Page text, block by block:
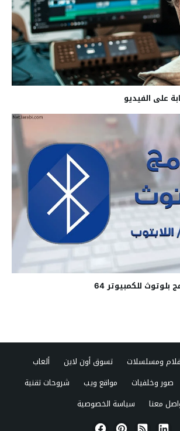
على الفيديو
للكمبيوتر 64
ومسلسلات تسوق أون لاين
ألعاب
صور وخلفيات مواقع ويب
شروحات تقنية
معنا
سياسة الخصوصية